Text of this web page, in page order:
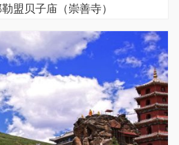
盟贝子庙（崇善寺）